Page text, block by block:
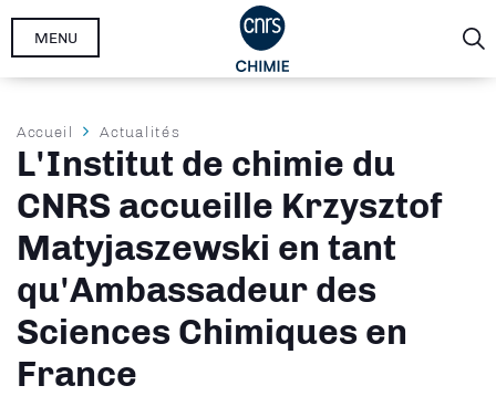
Aller
MENU
Fil
d'Ariane
Accueil Actualités
L'Institut de chimie du
CNRS accueille Krzysztof
Matyjaszewski en tant
qu'Ambassadeur des
Sciences Chimiques en
France